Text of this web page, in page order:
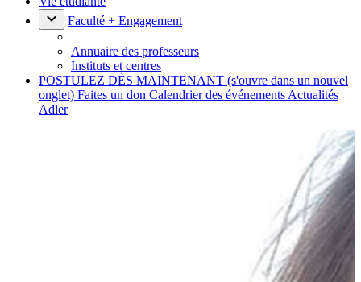
Faculté + Engagement
Annuaire des professeurs
Instituts et centres
POSTULEZ DÈS MAINTENANT (s'ouvre dans un nouvel
onglet) Faites un don Calendrier des événements Actualités
Adler